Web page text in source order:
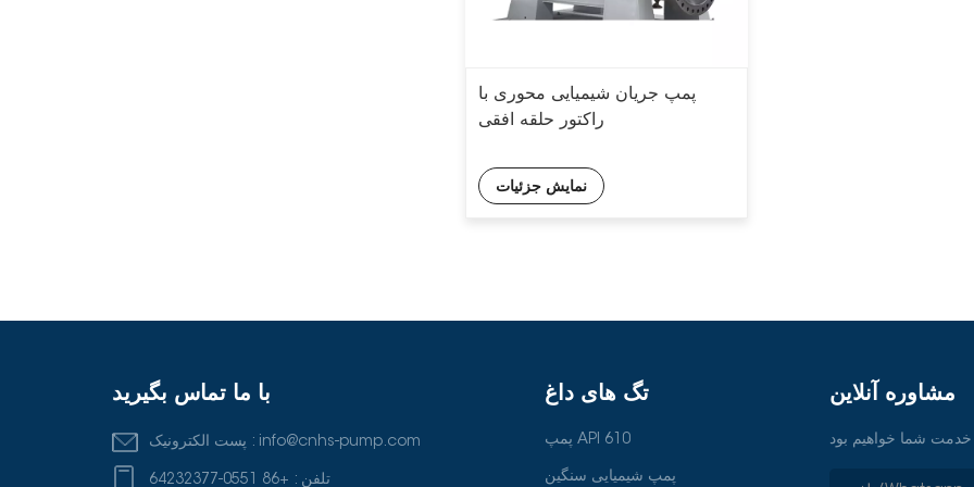
پمپ جریان شیمیایی محوری با
راکتور حلقه افقی
نمایش جزئیات
با ما تماس بگیرید
پست الکترونیک : info@cnhs-pump.com
تلفن : +86 0551-64232377
تگ های داغ
پمپ API 610
پمپ شیمیایی سنگین
مشاوره آنلاین